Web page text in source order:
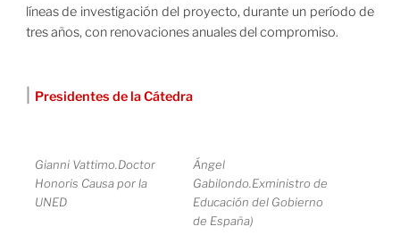
líneas de investigación del proyecto, durante un período de
tres años, con renovaciones anuales del compromiso.
Presidentes de la Cátedra
Gianni Vattimo.Doctor
Honoris Causa por la
UNED
Ángel
Gabilondo.Exministro de
Educación del Gobierno
de España)